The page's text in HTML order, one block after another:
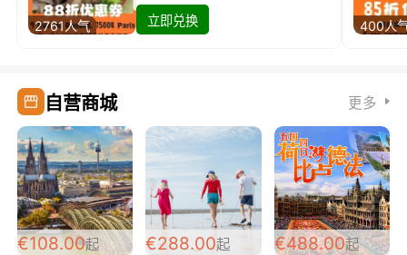
2761人气
立即兑换
400人
自营商城 更多
€108.00起 €288.00起 €488.00起